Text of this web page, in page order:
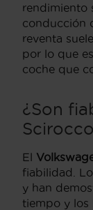
rendimiento
conducción
reventa
por lo que
coche que
¿Son
Scirocco
El
fiabilidad.
y han
tiempo y los